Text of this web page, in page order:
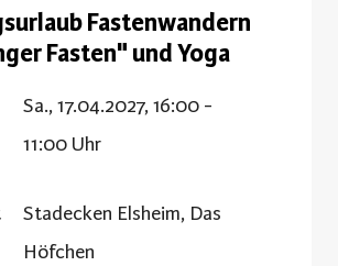
Fastenwandern
Fasten" und Yoga
Sa., 17.04.2027, 16:00 -
11:00 Uhr
Stadecken Elsheim, Das
Höfchen